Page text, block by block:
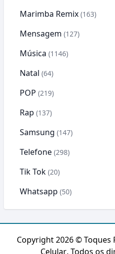
Marimba Remix (163)
Mensagem (127)
Música (1146)
Natal (64)
POP (219)
Rap (137)
Samsung (147)
Telefone (298)
Tik Tok (20)
Whatsapp (50)
Copyright 2026 ©Toques
Celular. Todos os